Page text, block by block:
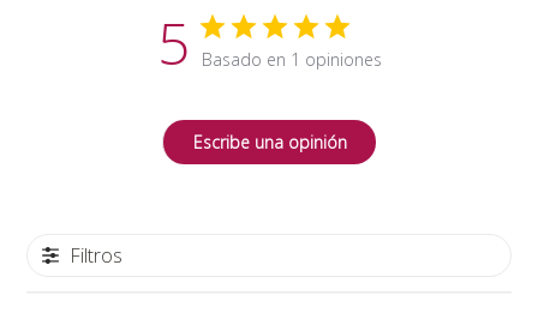
5 Basado en 1 opiniones
Escribe una opinión
Filtros